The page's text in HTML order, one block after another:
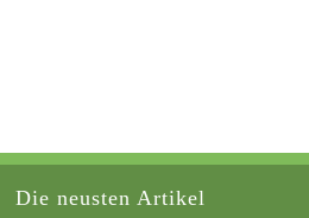
Die neusten Artikel